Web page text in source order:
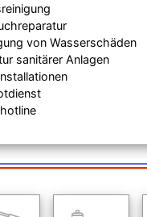
von Wasserschäden
sanitärer Anlagen